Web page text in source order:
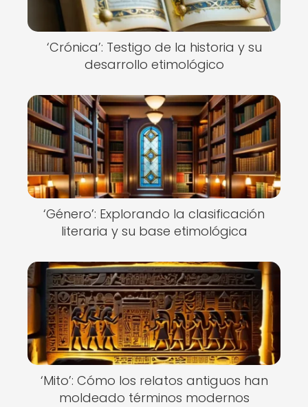
‘Crónica’: Testigo de la historia y su
desarrollo etimológico
‘Género’: Explorando la clasificación
literaria y su base etimológica
‘Mito’: Cómo los relatos antiguos han
moldeado términos modernos